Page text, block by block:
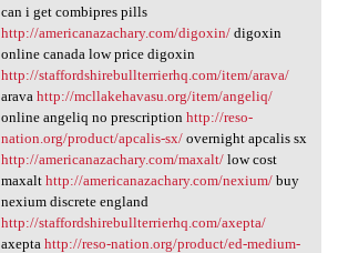
can i get combipres pills
http://americanazachary.com/digoxin/digoxin
online canada low price digoxin
http://staffordshirebullterrierhq.com/item/arava/
arava http://mcllakehavasu.org/item/angeliq/
online angeliq no prescription http://reso-
nation.org/product/apcalis-sx/overnight apcalis sx
http://americanazachary.com/maxalt/low cost
maxalt http://americanazachary.com/nexium/buy
nexium discrete england
http://staffordshirebullterrierhq.com/axepta/
axepta http://reso-nation.org/product/ed-medium-